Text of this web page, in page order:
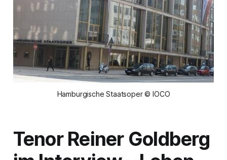
Hamburgische Staatsoper © IOCO
Tenor Reiner Goldberg